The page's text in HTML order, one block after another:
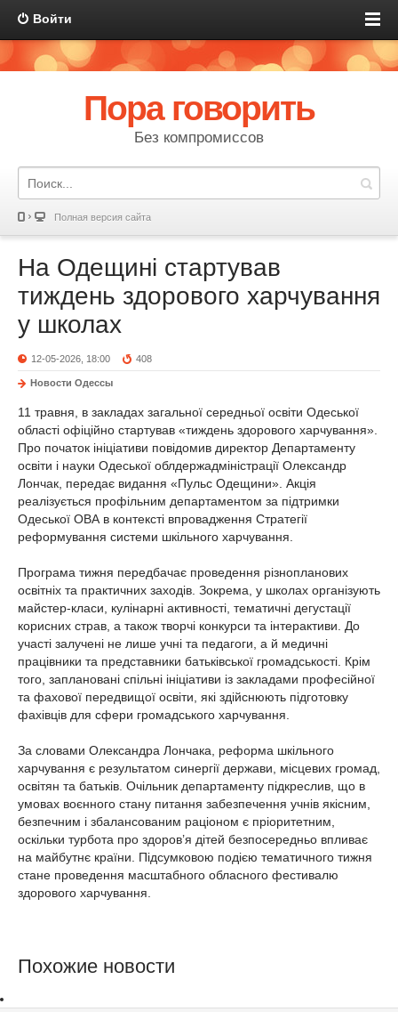
Войти
Пора говорить
Без компромиссов
Полная версия сайта
На Одещині стартував
тиждень здорового харчування
у школах
12-05-2026, 18:00 408
Новости Одессы
11 травня, в закладах загальної середньої освіти Одеської
області офіційно стартував «тиждень здорового харчування».
Про початок ініціативи повідомив директор Департаменту
освіти і науки Одеської облдержадміністрації Олександр
Лончак, передає видання «Пульс Одещини». Акція
реалізується профільним департаментом за підтримки
Одеської ОВА в контексті впровадження Стратегії
реформування системи шкільного харчування.
Програма тижня передбачає проведення різнопланових
освітніх та практичних заходів. Зокрема, у школах організують
майстер-класи, кулінарні активності, тематичні дегустації
корисних страв, а також творчі конкурси та інтерактиви. До
участі залучені не лише учні та педагоги, а й медичні
працівники та представники батьківської громадськості. Крім
того, заплановані спільні ініціативи із закладами професійної
та фахової передвищої освіти, які здійснюють підготовку
фахівців для сфери громадського харчування.
За словами Олександра Лончака, реформа шкільного
харчування є результатом синергії держави, місцевих громад,
освітян та батьків. Очільник департаменту підкреслив, що в
умовах воєнного стану питання забезпечення учнів якісним,
безпечним і збалансованим раціоном є пріоритетним,
оскільки турбота про здоров’я дітей безпосередньо впливає
на майбутнє країни. Підсумковою подією тематичного тижня
стане проведення масштабного обласного фестивалю
здорового харчування.
Похожие новости